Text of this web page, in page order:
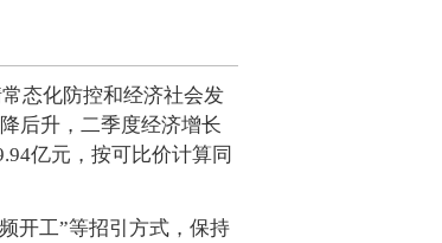
态化防控和经济社会发
后升，二季度经济增长
亿元，按可比价计算同
开工”等招引方式，保持